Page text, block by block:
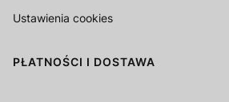
Ustawienia cookies
PŁATNOŚCI I DOSTAWA